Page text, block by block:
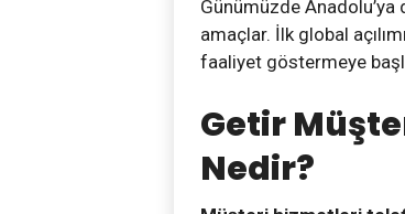
Günümüzde
amaçlar. İlk global
faaliyet göstermeye
Getir
Nedir?